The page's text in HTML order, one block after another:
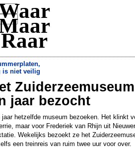
Raar
is niet veilig
Zwaan met groeiachterstand heeft buik
vol brood»
jaar bezocht
hetzelfde museum bezoeken. Het klinkt
maar voor Frederiek van Rhijn uit
Wekelijks bezoekt ze het
een treinreis van ruim twee uur voor over.